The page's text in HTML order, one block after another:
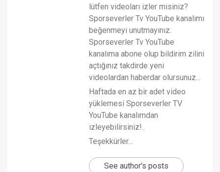
lütfen videoları izler misiniz?
Sporseverler Tv YouTube kanalımı
beğenmeyi unutmayınız.
Sporseverler Tv YouTube
kanalıma abone olup bildirim zilini
açtığınız takdirde yeni
videolardan haberdar olursunuz…
Haftada en az bir adet video
yüklemesi Sporseverler TV
YouTube kanalımdan
izleyebilirsiniz!..
Teşekkürler…
See author's posts